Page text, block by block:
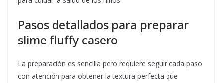
Pasos detallados para preparar
slime fluffy casero
La preparación es sencilla pero requiere seguir cada paso
con atención para obtener la textura perfecta que